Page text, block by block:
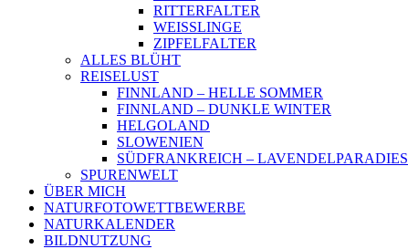
RITTERFALTER
WEISSLINGE
ZIPFELFALTER
ALLES BLÜHT
REISELUST
FINNLAND – HELLE SOMMER
FINNLAND – DUNKLE WINTER
HELGOLAND
SLOWENIEN
SÜDFRANKREICH – LAVENDELPARADIES
SPURENWELT
ÜBER MICH
NATURFOTOWETTBEWERBE
NATURKALENDER
BILDNUTZUNG